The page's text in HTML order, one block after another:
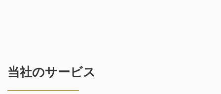
当社のサービス